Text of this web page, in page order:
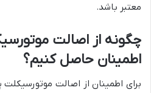
معتبر باشد.
چگونه از اصالت
اطمینان حاصل کنیم؟
برای اطمینان از اصالت